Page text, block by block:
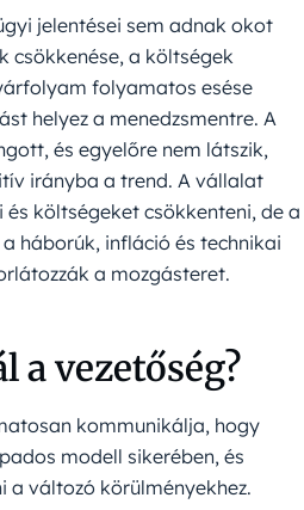
jelentései sem adnak okot
csökkenése, a költségek
folyamatos esése
helyez a menedzsmentre. A
és egyelőre nem látszik,
irányba a trend. A vállalat
költségeket csökkenteni, de a
háborúk, infláció és technikai
a mozgásteret.
a vezetőség?
kommunikálja, hogy
modell sikerében, és
a változó körülményekhez.